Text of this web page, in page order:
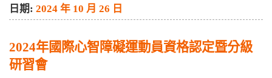
日期:2024 年 10 月 26 日
2024年國際心智障礙運動員資格認定暨分級
研習會